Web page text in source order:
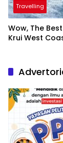
Travelling
Wow, The
Krui West